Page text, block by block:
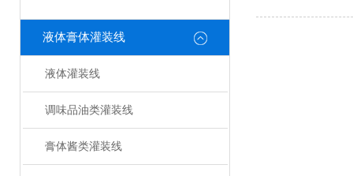
液体膏体灌装线
液体灌装线
调味品油类灌装线
膏体酱类灌装线